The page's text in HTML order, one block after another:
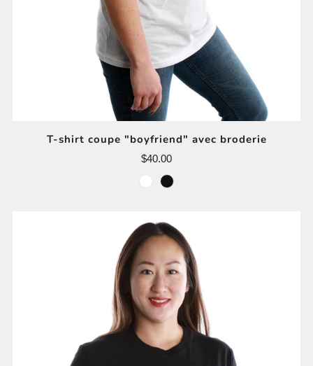
T-shirt coupe "boyfriend" avec broderie
$40.00
blancnoir